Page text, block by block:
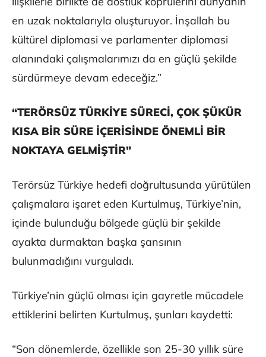
en uzak noktalarıyla oluşturuyor. İnşallah bu
kültürel diplomasi ve parlamenter diplomasi
alanındaki çalışmalarımızı da en güçlü şekilde
sürdürmeye devam edeceğiz.”
“TERÖRSÜZ TÜRKİYE SÜRECİ, ÇOK ŞÜKÜR
KISA BİR SÜRE İÇERİSİNDE ÖNEMLİ BİR
NOKTAYA GELMİŞTİR”
Terörsüz Türkiye hedefi doğrultusunda yürütülen
çalışmalara işaret eden Kurtulmuş, Türkiye’nin,
içinde bulunduğu bölgede güçlü bir şekilde
ayakta durmaktan başka şansının
bulunmadığını vurguladı.
Türkiye’nin güçlü olması için gayretle mücadele
ettiklerini belirten Kurtulmuş, şunları kaydetti:
“Son dönemlerde, özellikle son 25-30 yıllık süre